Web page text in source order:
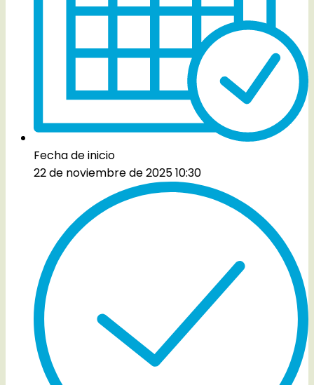
Fecha de inicio
22 de noviembre de 2025 10:30